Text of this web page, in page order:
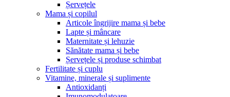
Șervețele
Mama și copilul
Articole îngrijire mama și bebe
Lapte și mâncare
Maternitate și lehuzie
Sănătate mama și bebe
Șervețele și produse schimbat
Fertilitate și cuplu
Vitamine, minerale și suplimente
Antioxidanți